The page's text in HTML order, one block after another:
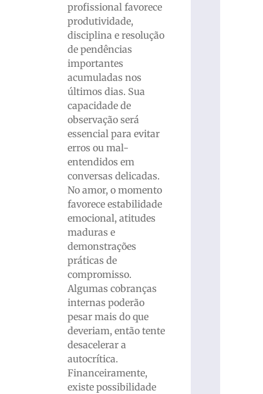
profissional favorece
produtividade,
disciplina e resolução
de pendências
importantes
acumuladas nos
últimos dias. Sua
capacidade de
observação será
essencial para evitar
erros ou mal-
entendidos em
conversas delicadas.
No amor, o momento
favorece estabilidade
emocional, atitudes
maduras e
demonstrações
práticas de
compromisso.
Algumas cobranças
internas poderão
pesar mais do que
deveriam, então tente
desacelerar a
autocrítica.
Financeiramente,
existe possibilidade